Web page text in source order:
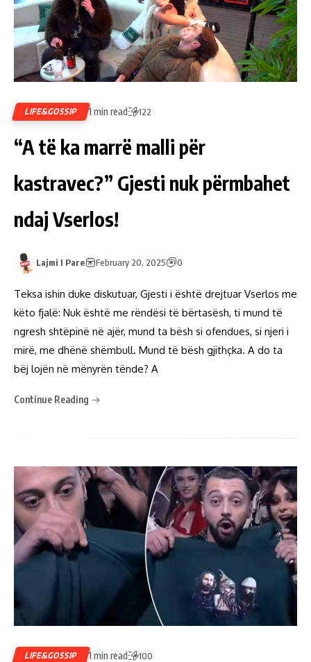
LIFE&GOSSIP 1 min read 122
“A të ka marrë malli për
kastravec?” Gjesti nuk përmbahet
ndaj Vserlos!
Lajmi I Pare February 20, 2025 0
Teksa ishin duke diskutuar, Gjesti i është drejtuar Vserlos me
këto fjalë: Nuk është me rëndësi të bërtasësh, ti mund të
ngresh shtëpinë në ajër, mund ta bësh si ofendues, si njeri i
mirë, me dhënë shëmbull. Mund të bësh gjithçka. A do ta
bëj lojën në mënyrën tënde? A
Continue Reading
LIFE&GOSSIP 1 min read 100